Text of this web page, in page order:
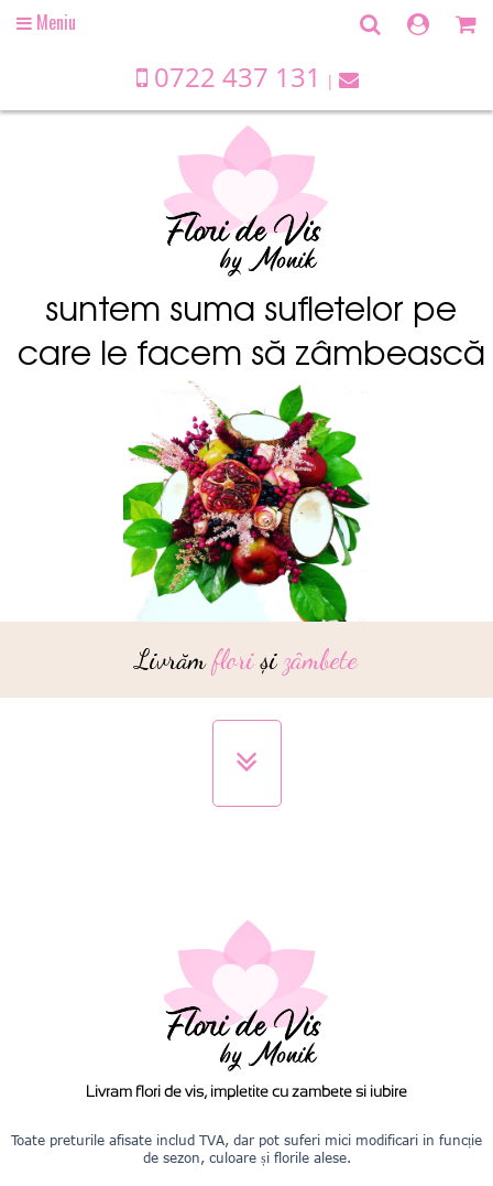
suntem suma sufletelor pe
care le facem să zâmbească
Livrămfloriși zâmbete
OpenMeniu
0722 437 131
Livram flori de vis, impletite cu zambete si iubire
Toate preturile afisate includ TVA, dar pot suferi mici modificari in funcție
de sezon, culoare și florile alese.